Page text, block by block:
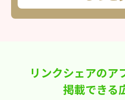
リンクシェアのア
掲載できる